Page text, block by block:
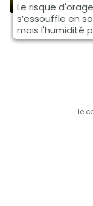
Le risque
s’essouffle en
mais l'humidité
Le